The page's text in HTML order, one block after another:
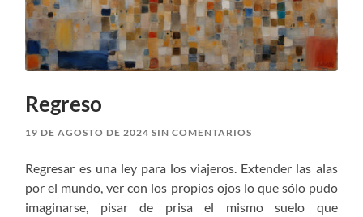
Regreso
19 DE AGOSTO DE 2024 SIN COMENTARIOS
Regresar es una ley para los viajeros. Extender las alas
por el mundo, ver con los propios ojos lo que sólo pudo
imaginarse, pisar de prisa el mismo suelo que